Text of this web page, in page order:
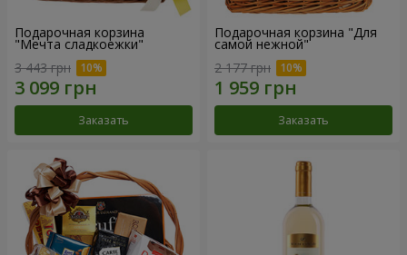
Подарочная корзина
"Мечта сладкоежки"
3 443 грн
Заказать
Подарочная корзина "Для
самой нежной"
2 177 грн
Заказать